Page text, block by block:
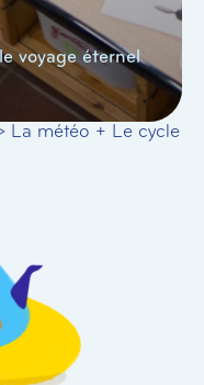
voyage éternel
La météo + Le cycle